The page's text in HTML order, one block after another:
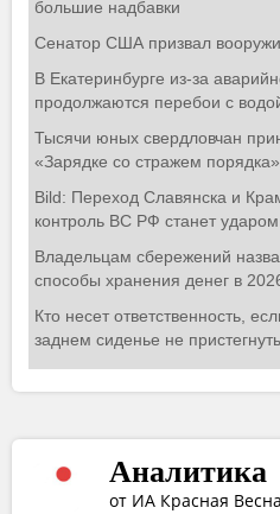
Аналитика
от ИА Красная Весна